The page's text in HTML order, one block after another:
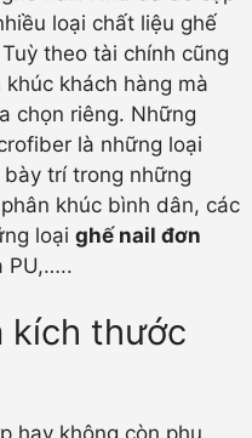
loại chất liệu ghế
theo tài chính cũng
khách hàng mà
chọn riêng. Những
là những loại
trí trong những
khúc bình dân, các
loại ghế nail đơn
PU,…..
kích thước